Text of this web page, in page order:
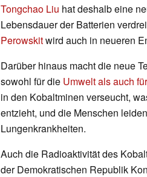
Tongchao Liu hat deshalb eine
Lebensdauer der Batterien
Perowskitwird auch in neueren
Darüber hinaus macht die neue
sowohl für die Umwelt als auch
in den Kobaltminen verseucht,
entzieht, und die Menschen
Lungenkrankheiten.
Auch die Radioaktivität des
der Demokratischen Republik